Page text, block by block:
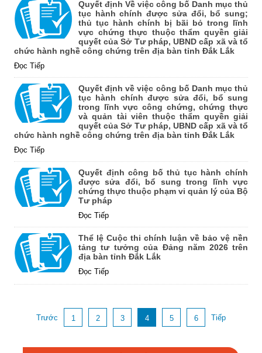
Quyết định Về việc công bố Danh mục thủ
tục hành chính được sửa đổi, bổ sung;
thủ tục hành chính bị bãi bỏ trong lĩnh
vực chứng thực thuộc thẩm quyền giải
quyết của Sở Tư pháp, UBND cấp xã và tổ
chức hành nghề công chứng trên địa bàn tỉnh Đắk Lắk
Đọc Tiếp
Quyết định về việc công bố Danh mục thủ
tục hành chính được sửa đổi, bổ sung
trong lĩnh vực công chứng, chứng thực
và quản tài viên thuộc thẩm quyền giải
quyết của Sở Tư pháp, UBND cấp xã và tổ
chức hành nghề công chứng trên địa bàn tỉnh Đắk Lắk
Đọc Tiếp
Quyết định công bố thủ tục hành chính
được sửa đổi, bổ sung trong lĩnh vực
chứng thực thuộc phạm vi quản lý của Bộ
Tư pháp
Đọc Tiếp
Thể lệ Cuộc thi chính luận về bảo vệ nền
tảng tư tưởng của Đảng năm 2026 trên
địa bàn tỉnh Đắk Lắk
Đọc Tiếp
Trước 1 2 3 4 5 6 Tiếp
Thông báo các khóa đào tạo năm học 2026-2027
(04-08-2026)
Thông báo hỗ trợ tư vấn, tuyển dụng lao động đi làm
việc trong tỉnh